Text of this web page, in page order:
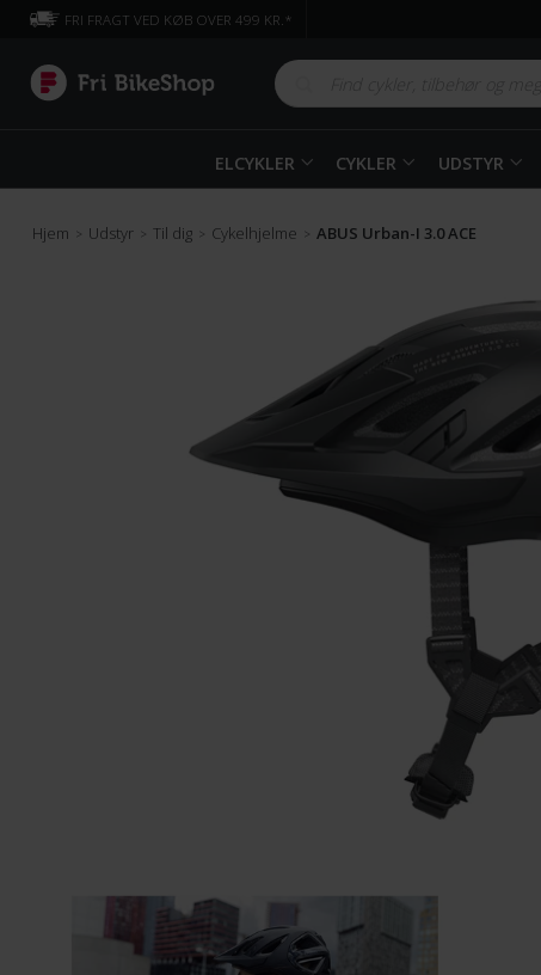
FRI FRAGT VED KØB OVER 499 KR.*
ELCYKLER CYKLER UDSTYR
Hjem > Udstyr > Til dig > Cykelhjelme > ABUS Urban-I 3.0 ACE